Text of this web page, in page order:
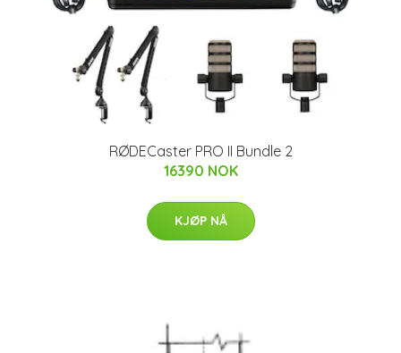
RØDECaster PRO II Bundle 2
16390 NOK
KJØP NÅ